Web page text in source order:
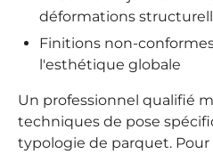
déformations
Finitions non-
l'esthétique globale
Un professionnel qualifié
techniques de pose
typologie de parquet.